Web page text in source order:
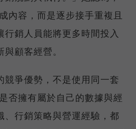
內容，而是逐步接手重複且
行銷人員能將更多時間投入
顧客經營。
競爭優勢，不是使用同一套
否擁有屬於自己的數據與經
、行銷策略與營運經驗，都